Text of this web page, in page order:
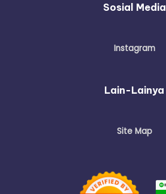
Sosial Media
Instagram
Lain-Lainya
Site Map